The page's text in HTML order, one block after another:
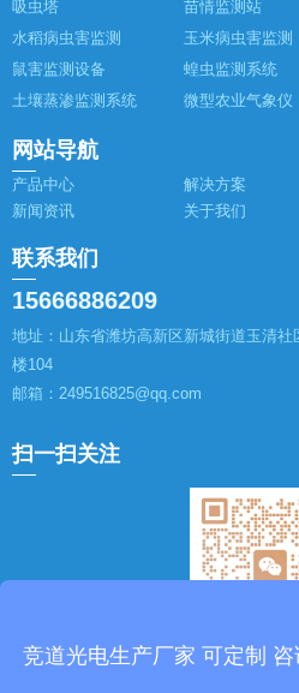
吸虫塔
苗情监测站
水稻病虫害监测
玉米病虫害监测
鼠害监测设备
蝗虫监测系统
土壤蒸渗监测系统
微型农业气象仪
网站导航
产品中心 解决方案
新闻资讯
关于我们
联系我们
15666886209
地址：山东省潍坊高新区新城街道玉清
楼104
邮箱：249516825@qq.com
扫一扫关注
竞道光电生产厂家 可定制 咨